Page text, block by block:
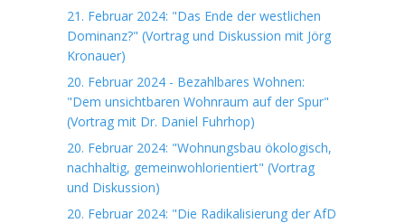
21. Februar 2024: "Das Ende der westlichen
Dominanz?" (Vortrag und Diskussion mit Jörg
Kronauer)
20. Februar 2024 - Bezahlbares Wohnen:
"Dem unsichtbaren Wohnraum auf der Spur"
(Vortrag mit Dr. Daniel Fuhrhop)
20. Februar 2024: "Wohnungsbau ökologisch,
nachhaltig, gemeinwohlorientiert" (Vortrag
und Diskussion)
20. Februar 2024: "Die Radikalisierung der AfD